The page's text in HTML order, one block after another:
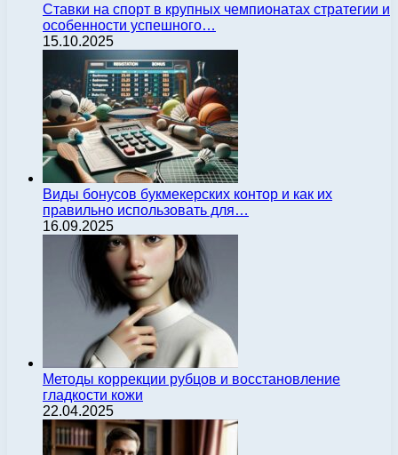
Ставки на спорт в крупных чемпионатах стратегии и
особенности успешного…
15.10.2025
Виды бонусов букмекерских контор и как их
правильно использовать для…
16.09.2025
Методы коррекции рубцов и восстановление
гладкости кожи
22.04.2025